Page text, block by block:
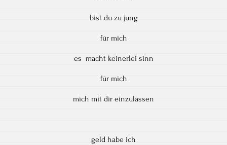
bist du zu jung
für mich
es macht keinerlei sinn
für mich
mich mit dir einzulassen
geld habe ich